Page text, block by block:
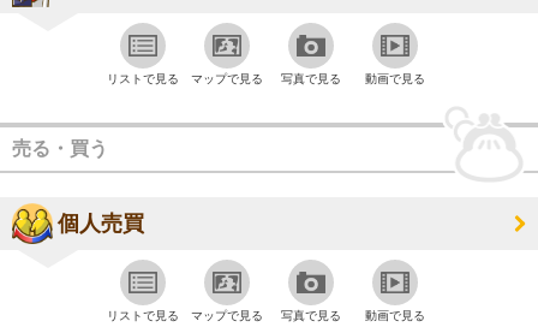
リストで見る マップで見る 写真で見る 動画で見る
売る・買う
個人売買
リストで見る マップで見る 写真で見る 動画で見る